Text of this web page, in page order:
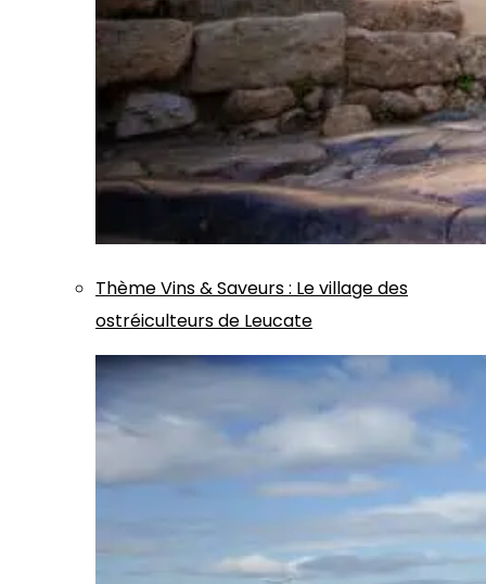
ThèmeVins & Saveurs: Le village des
ostréiculteurs de Leucate